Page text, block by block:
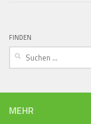
FINDEN
Suchen
nach:
MEHR